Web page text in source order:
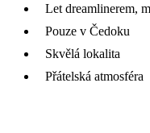
Let dreamlinerem,
Pouze v Čedoku
Skvělá lokalita
Přátelská atmosféra